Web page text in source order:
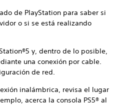
de PlayStation para saber si
o si se está realizando
y, dentro de lo posible,
una conexión por cable.
de red.
inalámbrica, revisa el lugar
acerca la consola PS5® al